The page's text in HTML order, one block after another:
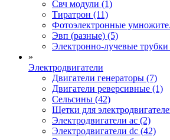
Свч модули (1)
Тиратрон (11)
Фотоэлектронные
Эвп (разные) (5)
Электронно-лучевые трубки
»
Электродвигатели
Двигатели генераторы (7)
Двигатели реверсивные (1)
Сельсины (42)
Щетки для
Электродвигатели ac (2)
Электродвигатели dc (42)